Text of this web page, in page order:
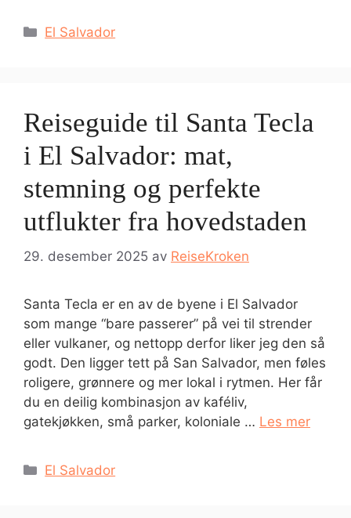
Kategorier
El Salvador
Reiseguide til Santa Tecla
i El Salvador: mat,
stemning og perfekte
utflukter fra hovedstaden
29. desember 2025 av ReiseKroken
Santa Tecla er en av de byene i El Salvador
som mange “bare passerer” på vei til strender
eller vulkaner, og nettopp derfor liker jeg den så
godt. Den ligger tett på San Salvador, men føles
roligere, grønnere og mer lokal i rytmen. Her får
du en deilig kombinasjon av kaféliv,
gatekjøkken, små parker, koloniale … Les mer
Kategorier
El Salvador